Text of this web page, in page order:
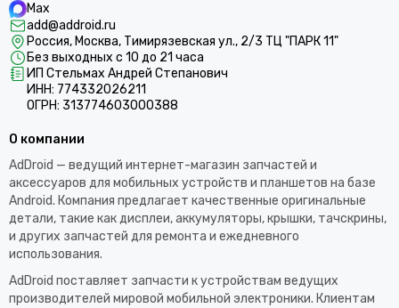
Max
add@addroid.ru
Россия, Москва, Тимирязевская ул., 2/3 ТЦ "ПАРК 11"
Без выходных с 10 до 21 часа
ИП Стельмах Андрей Степанович
ИНН: 774332026211
ОГРН: 313774603000388
О компании
AdDroid — ведущий интернет-магазин запчастей и
аксессуаров для мобильных устройств и планшетов на базе
Android. Компания предлагает качественные оригинальные
детали, такие как дисплеи, аккумуляторы, крышки, тачскрины,
и других запчастей для ремонта и ежедневного
использования.​
AdDroid поставляет запчасти к устройствам ведущих
производителей мировой мобильной электроники. Клиентам